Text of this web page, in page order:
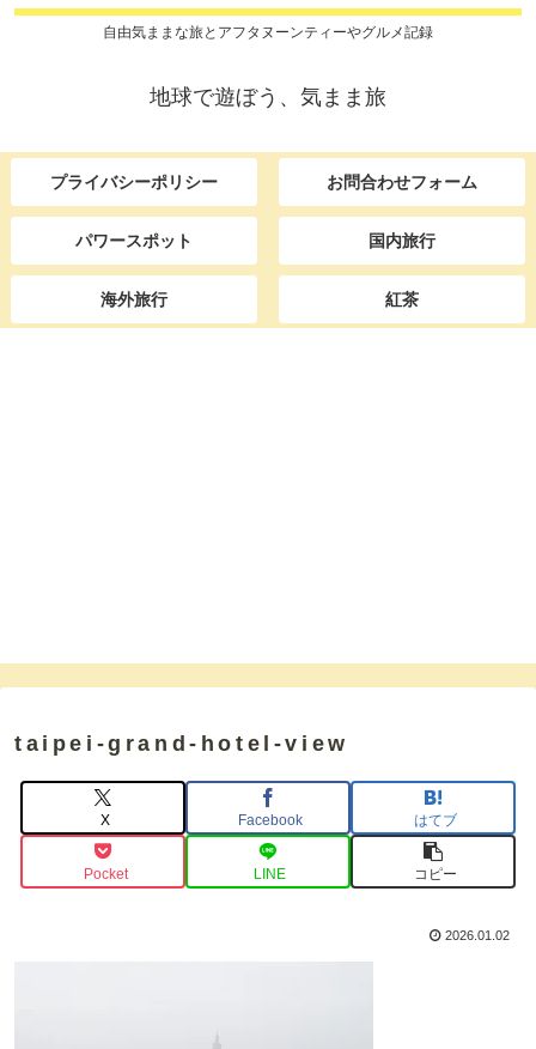
自由気ままな旅とアフタヌーンティーやグルメ記録
地球で遊ぼう、気まま旅
プライバシーポリシー お問合わせフォーム
パワースポット 国内旅行
海外旅行 紅茶
taipei-grand-hotel-view
X Facebook はてブ
Pocket LINE コピー
2026.01.02